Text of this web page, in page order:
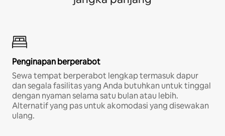
Penginapan berperabot
Sewa tempat berperabot lengkap termasuk dapur
dan segala fasilitas yang Anda butuhkan untuk tinggal
dengan nyaman selama satu bulan atau lebih.
Alternatif yang pas untuk akomodasi yang disewakan
ulang.